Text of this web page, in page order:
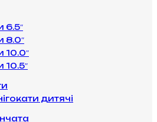
6.5″
8.0″
10.0″
10.5″
дитячі